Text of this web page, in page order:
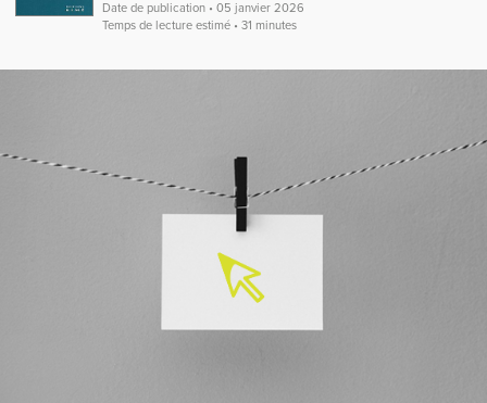
Date de publication • 05 janvier 2026
Temps de lecture estimé • 31 minutes